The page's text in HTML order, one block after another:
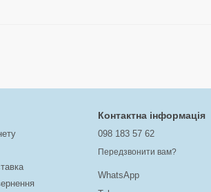
Контактна інформація
098 183 57 62
Передзвонити вам?
WhatsApp